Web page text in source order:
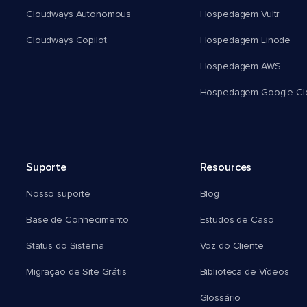
Cloudways Autonomous
Cloudways Copilot
Hospedagem Vultr
Hospedagem Linode
Hospedagem AWS
Hospedagem Google
Suporte
Nosso suporte
Base de Conhecimento
Status do Sistema
Migração de Site Grátis
Resources
Blog
Estudos de Caso
Voz do Cliente
Biblioteca de Vídeos
Glossário